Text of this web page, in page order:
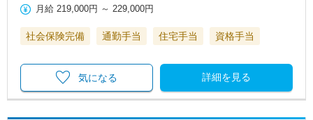
月給 219,000円 ～ 229,000円
社会保険完備 通勤手当 住宅手当 資格手当
詳細を見る
気になる